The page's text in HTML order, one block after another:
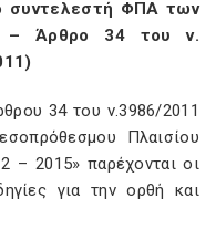
συντελεστή ΦΠΑ των
– Άρθρο 34 του ν.
34 του ν.3986/2011
Πλαισίου
– 2015» παρέχονται οι
για την ορθή και